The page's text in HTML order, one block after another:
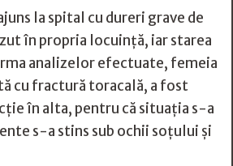
la spital cu dureri grave de
în propria locuință, iar starea
analizelor efectuate, femeia
cu fractură toracală, a fost
în alta, pentru că situația s-a
s-a stins sub ochii soțului și